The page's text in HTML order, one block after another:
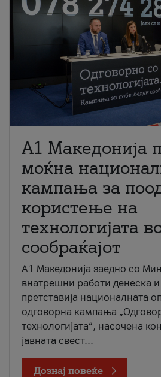
A1 Македонија
моќна
кампања за
користење на
технологијата
сообраќајот
A1 Македонија заедно со
внатрешни работи денеска и
претставија националната
одговорна кампања
технологијата“, насочена
јавната свест...
Дознај повеќе